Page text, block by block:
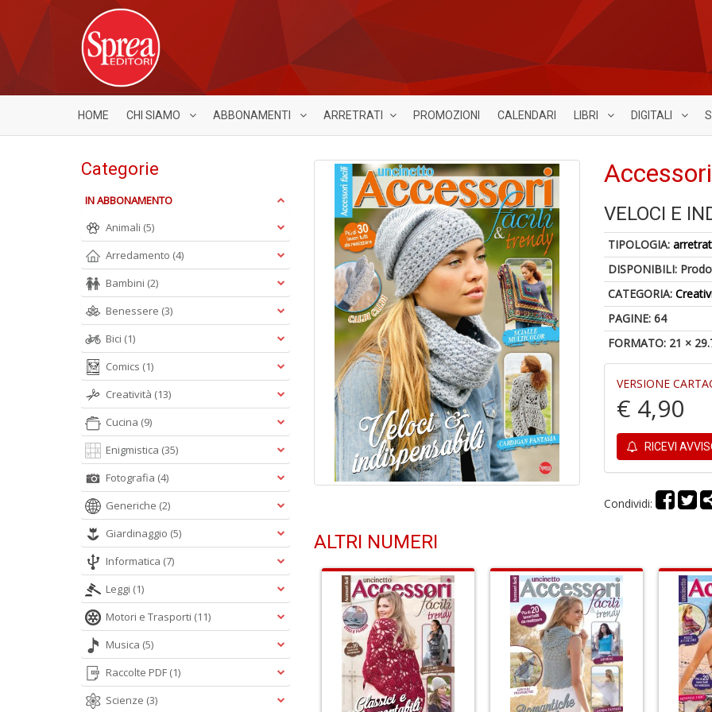
HOME CHI SIAMO ABBONAMENTI ARRETRATI PROMOZIONI CALENDARI LIBRI DIGITALI
VELOCI E
TIPOLOGIA:
DISPONIBILI:
CATEGORIA:
PAGINE: 64
FORMATO: 21 ×
VERSIONE
€ 4,90
RICEVI
Condividi:
ALTRI NUMERI
Categorie
IN ABBONAMENTO
Animali (5)
Arredamento (4)
Bambini (2)
Benessere (3)
Bici (1)
Comics (1)
Creatività (13)
Cucina (9)
Enigmistica (35)
Fotografia (4)
Generiche (2)
Giardinaggio (5)
Informatica (7)
Leggi (1)
Motori e Trasporti (11)
Musica (5)
Raccolte PDF (1)
Scienze (3)